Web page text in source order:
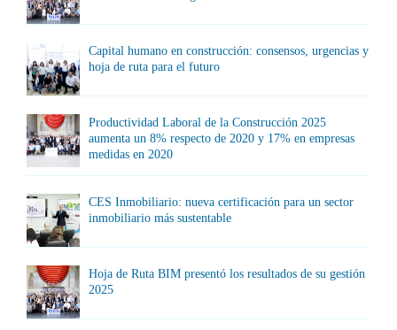
Capital humano en construcción: consensos, urgencias y
hoja de ruta para el futuro
Productividad Laboral de la Construcción 2025
aumenta un 8% respecto de 2020 y 17% en empresas
medidas en 2020
CES Inmobiliario: nueva certificación para un sector
inmobiliario más sustentable
Hoja de Ruta BIM presentó los resultados de su gestión
2025